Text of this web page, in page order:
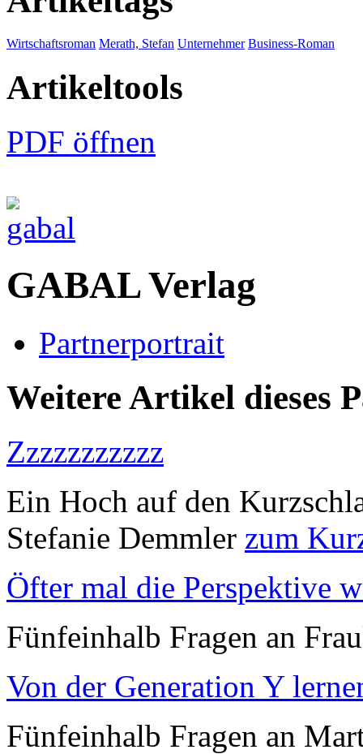
Wirtschaftsroman Merath, Stefan Unternehmer Business-Roman
Artikeltools
PDF öffnen
GABAL Verlag
Partnerportrait
Weitere Artikel dieses
Zzzzzzzzzzz
Ein Hoch auf den
Stefanie Demmler zum
Öfter mal die Perspektive
Fünfeinhalb Fragen an
Von der Generation Y
Fünfeinhalb Fragen an